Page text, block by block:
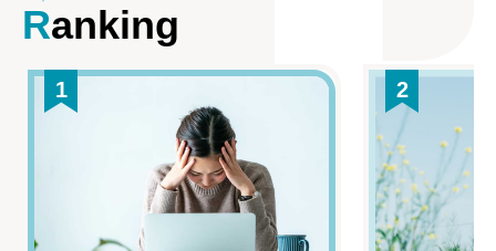
Ranking
1 2